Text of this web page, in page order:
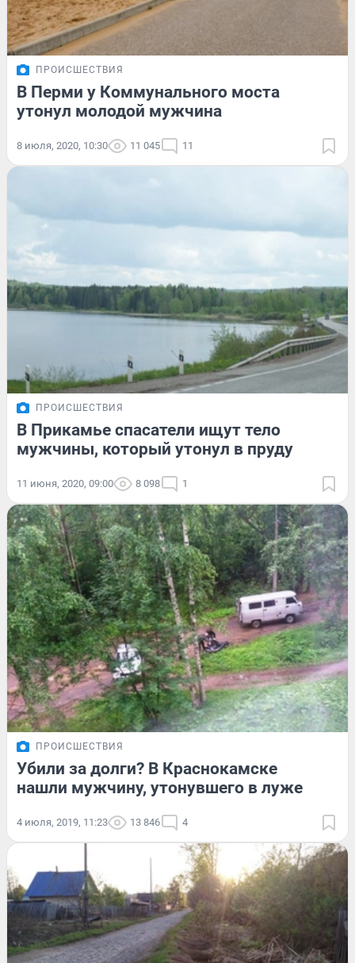
ПРОИСШЕСТВИЯ
В Перми у Коммунального моста
утонул молодой мужчина
8 июля, 2020, 10:30 11 045 11
ПРОИСШЕСТВИЯ
В Прикамье спасатели ищут тело
мужчины, который утонул в пруду
11 июня, 2020, 09:00 8 098 1
ПРОИСШЕСТВИЯ
Убили за долги? В Краснокамске
нашли мужчину, утонувшего в луже
4 июля, 2019, 11:23 13 846 4